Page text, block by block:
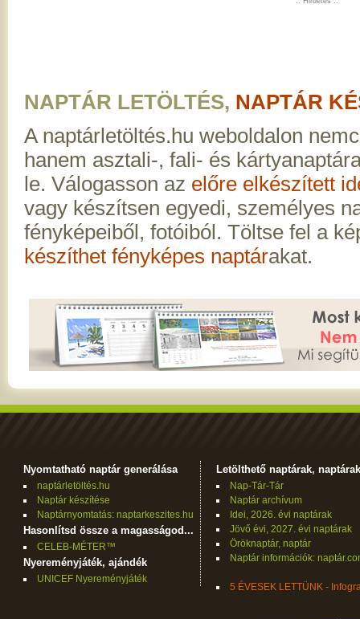
NAPTÁR LETÖLTÉS, NAPTÁR
A naptárletöltés.hu weboldalon
hanem asztali-, fali- és
le. Válogasson az előre elkészített
vagy készítsen egyedi, személyes
fényképeiből, fotóiból. Töltse fel a
készíthet fényképes naptárakat.
Nyomtatható naptár generálása
naptárletöltés.hu
Naptár készítése
Naptárnyomtatás: naptarkeszites.hu
Hasonlítsd össze a magasságod...
CELEB-MÉTER™
Nyereményjáték, ajándék
UNICEF Nyereményjáték
Letölthető naptárak, naptárak
Nap-Tár-Tár
Naptár archívum
Idei, 2026. évi naptárak
Jövő évi, 2027. évi naptárak
Öröknaptár, naptár
Naptár információk:
5 ÉVESEK LETTÜNK -